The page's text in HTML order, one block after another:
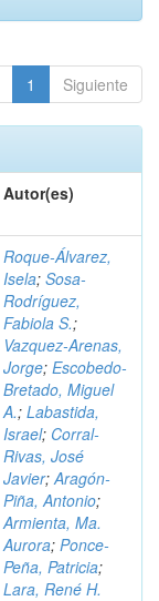
1 Siguiente
Autor(es)
Roque-Álvarez,
Isela; Sosa-
Rodríguez,
Fabiola S.;
Vazquez-Arenas,
Jorge; Escobedo-
Bretado, Miguel
A.; Labastida,
Israel; Corral-
Rivas, José
Javier;Aragón-
Piña, Antonio;
Armienta, Ma.
Aurora; Ponce-
Peña, Patricia;
Lara, René H.